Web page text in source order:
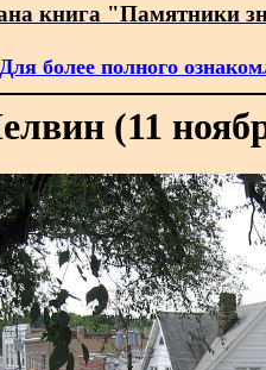
книга "Памятники
Для более полного
(11